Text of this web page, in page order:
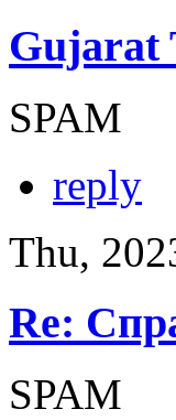
Gujarat
SPAM
reply
Thu,
Re:
SPAM